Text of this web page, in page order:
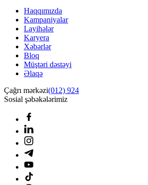
Haqqımızda
Kampaniyalar
Layihələr
Karyera
Xəbərlər
Bloq
Müştəri dəstəyi
Əlaqə
Çağrı mərkəzi(012) 924
Sosial şəbəkələrimiz